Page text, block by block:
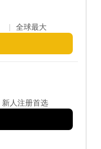
全球最大
新人注册首选